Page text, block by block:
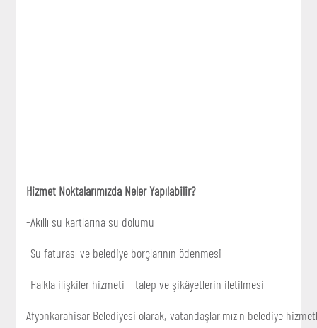
Hizmet Noktalarımızda Neler Yapılabilir?
-Akıllı su kartlarına su dolumu
-Su faturası ve belediye borçlarının ödenmesi
-Halkla ilişkiler hizmeti – talep ve şikâyetlerin iletilmesi
Afyonkarahisar Belediyesi olarak, vatandaşlarımızın belediye